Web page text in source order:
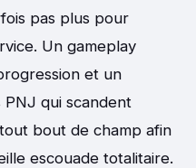
pas plus pour
Un gameplay
et un
qui scandent
bout de champ afin
escouade totalitaire.